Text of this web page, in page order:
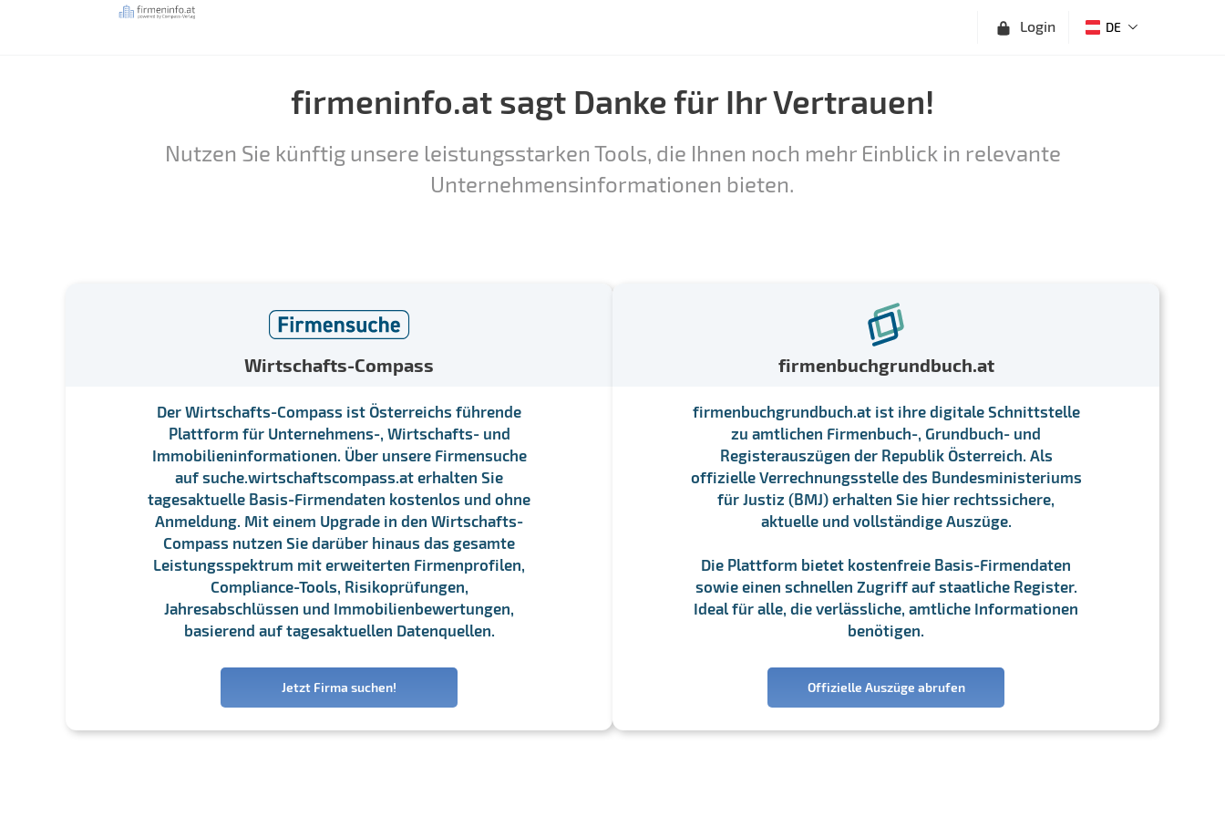
Login DE
firmeninfo.at sagt Danke für Ihr Vertrauen!
Nutzen Sie künftig unsere leistungsstarken Tools, die Ihnen noch mehr Einblick in relevante
Unternehmensinformationen bieten.
Wirtschafts-Compass
Der Wirtschafts-Compass ist Österreichs führende
Plattform für Unternehmens-, Wirtschafts- und
Immobilieninformationen. Über unsere Firmensuche
auf suche.wirtschaftscompass.at erhalten Sie
tagesaktuelle Basis-Firmendaten kostenlos und ohne
Anmeldung. Mit einem Upgrade in den Wirtschafts-
Compass nutzen Sie darüber hinaus das gesamte
Leistungsspektrum mit erweiterten Firmenprofilen,
Compliance-Tools, Risikoprüfungen,
Jahresabschlüssen und Immobilienbewertungen,
basierend auf tagesaktuellen Datenquellen.
Jetzt Firma suchen!
firmenbuchgrundbuch.at
firmenbuchgrundbuch.at ist ihre digitale Schnittstelle
zu amtlichen Firmenbuch-, Grundbuch- und
Registerauszügen der Republik Österreich. Als
offizielle Verrechnungsstelle des Bundesministeriums
für Justiz (BMJ) erhalten Sie hier rechtssichere,
aktuelle und vollständige Auszüge.
Die Plattform bietet kostenfreie Basis-Firmendaten
sowie einen schnellen Zugriff auf staatliche Register.
Ideal für alle, die verlässliche, amtliche Informationen
benötigen.
Offizielle Auszüge abrufen